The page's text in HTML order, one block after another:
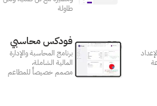
طاولة
فودكس محاسبي
برنامج المحاسبة والإدارة
المالية الشاملة،
مصمم خصيصاً للمطاعم